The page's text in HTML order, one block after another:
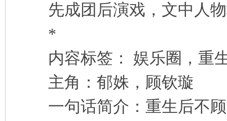
先成团后演戏，文中人物
*
内容标签： 娱乐圈，重生
主角：郁姝，顾钦璇
一句话简介：重生后不顾